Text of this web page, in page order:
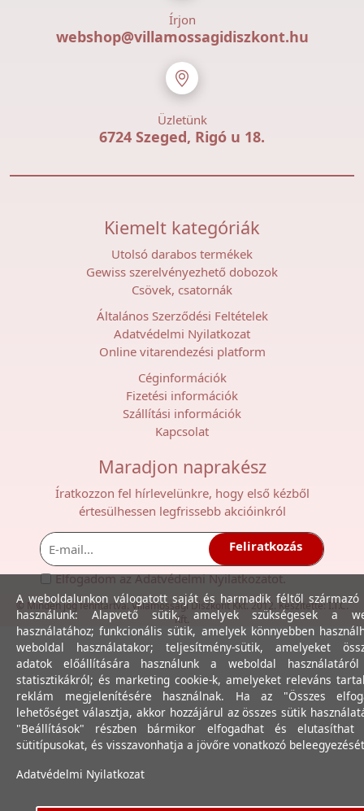
Írjon
webshop@villamossagidiszkont.hu
Üzletünk
6724 Szeged, Rigó u 18.
Kiemelt kategóriák
Utolsó darabos termékek
Gewiss szerelvényezhető dobozok
Csövek, csatornák
Általános Szerződési Feltételek
Adatvédelmi Nyilatkozat
Online vitarendezési platform
Céginformációk
Fizetési információk
Szállítási információk
Kapcsolat
Maradjon naprakész
Íratkozzon fel hírlevelünkre, hogy első kézből
értesülhessen legfrissebb akcióinkról
Feliratkozás
Elfogadom azAdatvédelmi Nyilatkozatot.
© Minden jog fenntartva. Villamossági Diszkont Kkt. 2012. Készítette:I.T.C.
Kft.
A weboldalunkon válogatott saját és harmadik féltől származó
használunk: Alapvető sütik, amelyek szükségesek a
használatához; funkcionális sütik, amelyek könnyebben
weboldal használatakor; teljesítmény-sütik, amelyeket
adatok előállítására használunk a weboldal
statisztikákról; és marketing cookie-k, amelyeket releváns
reklám megjelenítésére használnak. Ha az "Összes
lehetőséget választja, akkor hozzájárul az összes sütik
"Beállítások" részben bármikor elfogadhat és elutasíthat
sütitípusokat, és visszavonhatja a jövőre vonatkozó
Adatvédelmi Nyilatkozat